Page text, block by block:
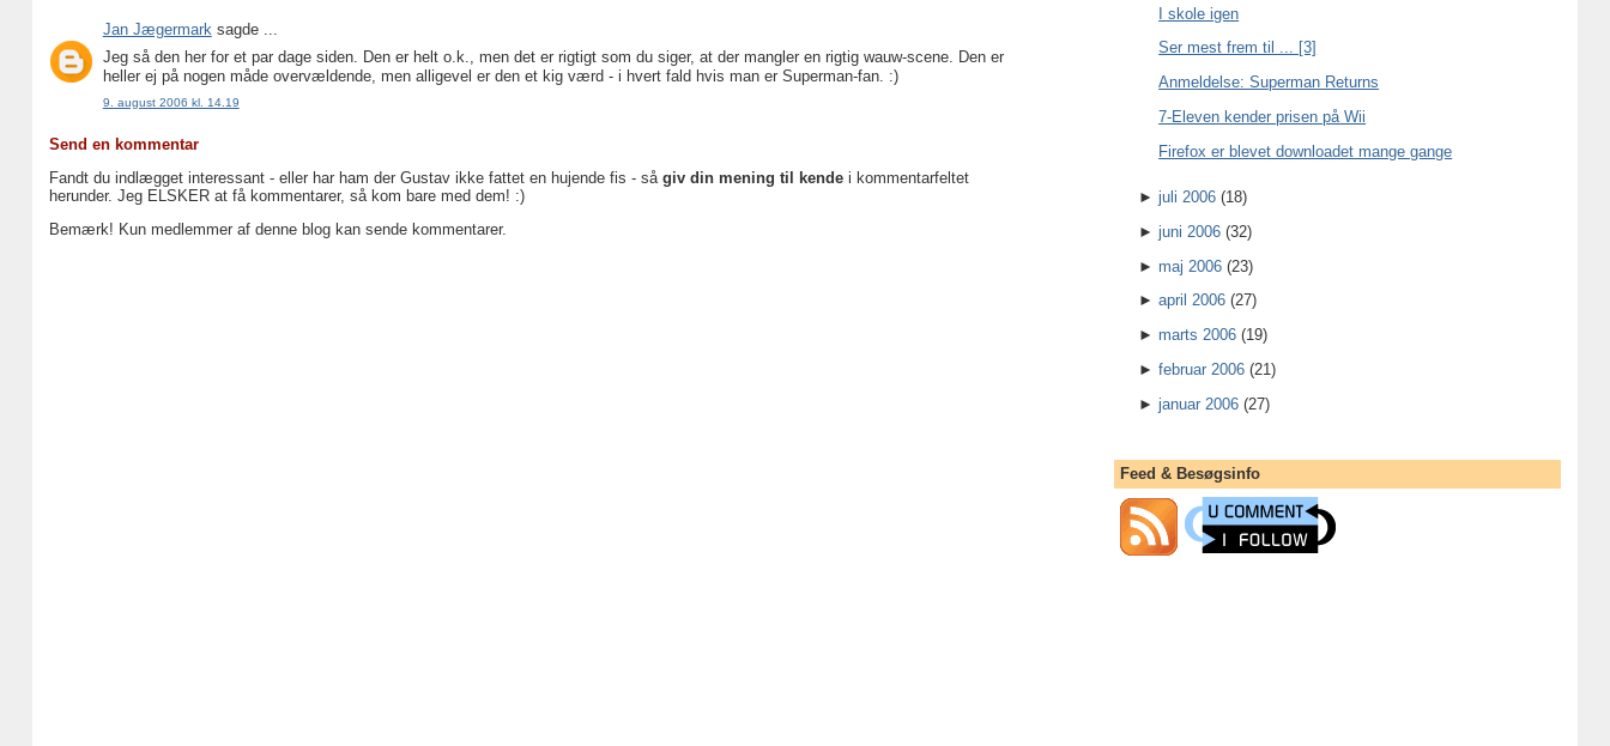
Jan Jægermarksagde ...
Jeg så den her for et par dage siden. Den er helt o.k., men det er rigtigt som du siger, at der mangler en rigtig wauw-scene. Den er
heller ej på nogen måde overvældende, men alligevel er den et kig værd - i hvert fald hvis man er Superman-fan. :)
9. august 2006 kl. 14.19
Send en kommentar
Fandt du indlægget interessant - eller har ham der Gustav ikke fattet en hujende fis - så giv din mening til kendei kommentarfeltet
herunder. Jeg ELSKER at få kommentarer, så kom bare med dem! :)
Bemærk! Kun medlemmer af denne blog kan sende kommentarer.
I skole igen
Ser mest frem til ... [3]
Anmeldelse: Superman Returns
7-Eleven kender prisen på Wii
Firefox er blevet downloadet mange gange
►juli 2006 (18)
►juni 2006 (32)
►maj 2006 (23)
►april 2006 (27)
►marts 2006 (19)
►februar 2006 (21)
►januar 2006 (27)
Feed & Besøgsinfo